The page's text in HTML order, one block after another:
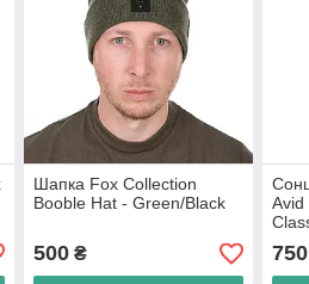
Шапка Fox Collection
Booble Hat - Green/Black
500₴
Avid
750